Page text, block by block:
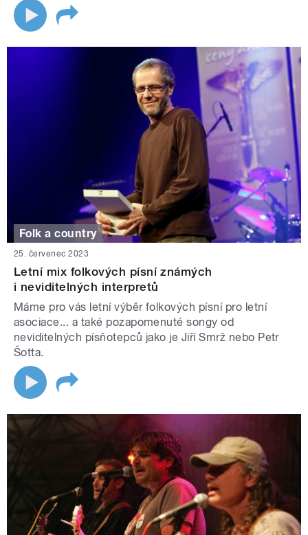
Folk a country
25. červenec 2023
Letní mix folkových písní známých
i neviditelných interpretů
Máme pro vás letní výběr folkových písní pro letní
asociace... a také pozapomenuté songy od
neviditelných písňotepců jako je Jiří Smrž nebo Petr
Šotta.